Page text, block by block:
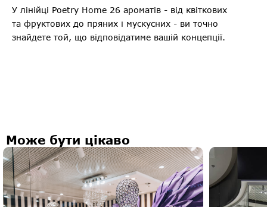
У лінійці Poetry Home 26 ароматів - від квіткових
та фруктових до пряних і мускусних - ви точно
знайдете той, що відповідатиме вашій концепції.
Може бути цікаво